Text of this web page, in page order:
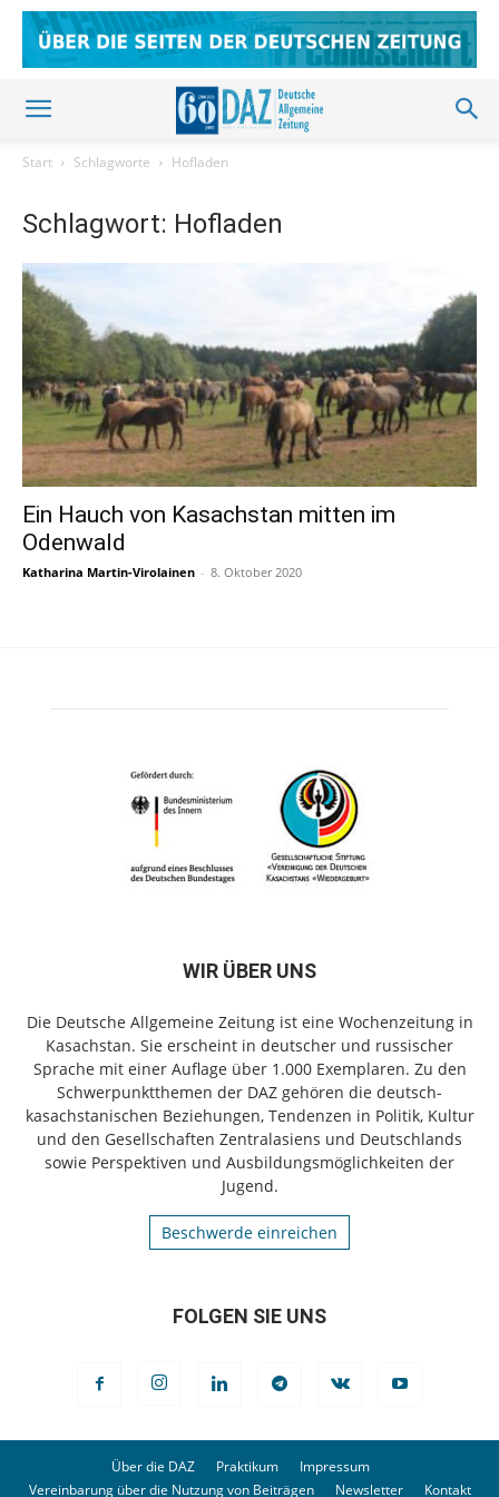
Start Schlagworte Hofladen
Schlagwort: Hofladen
Ein Hauch von Kasachstan mitten im
Odenwald
Katharina Martin-Virolainen - 8. Oktober 2020
WIR ÜBER UNS
Die Deutsche Allgemeine Zeitung ist eine Wochenzeitung in
Kasachstan. Sie erscheint in deutscher und russischer
Sprache mit einer Auflage über 1.000 Exemplaren. Zu den
Schwerpunktthemen der DAZ gehören die deutsch-
kasachstanischen Beziehungen, Tendenzen in Politik, Kultur
und den Gesellschaften Zentralasiens und Deutschlands
sowie Perspektiven und Ausbildungsmöglichkeiten der
Jugend.
Beschwerde einreichen
FOLGEN SIE UNS
Über die DAZ Praktikum
Impressum
Vereinbarung über die Nutzung von Beiträgen
Newsletter Kontakt